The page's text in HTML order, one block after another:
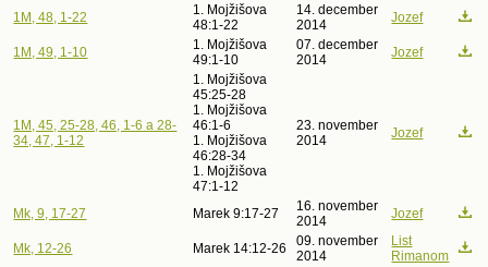
1M, 48, 1-22
1. Mojžišova
48:1-22
14. december
2014
Jozef
1M, 49, 1-10
1. Mojžišova
49:1-10
07. december
2014
Jozef
1M, 45, 25-28, 46, 1-6 a 28-
34, 47, 1-12
1. Mojžišova
45:25-28
1. Mojžišova
46:1-6
1. Mojžišova
46:28-34
1. Mojžišova
47:1-12
23. november
2014
Jozef
Mk, 9, 17-27 Marek 9:17-27
16. november
2014
Jozef
Mk, 12-26 Marek 14:12-26
09. november
2014
List
Rimanom